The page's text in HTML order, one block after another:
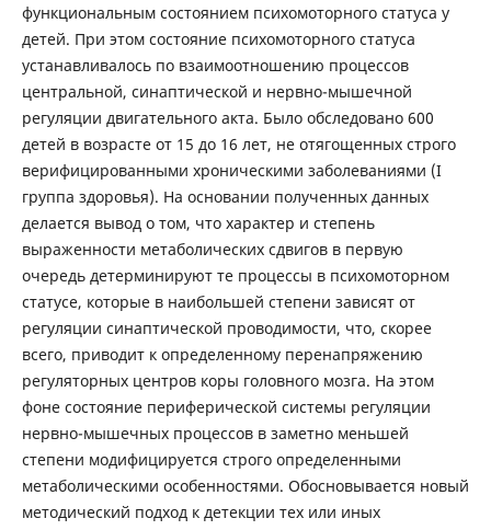
функциональным состоянием психомоторного статуса у
детей. При этом состояние психомоторного статуса
устанавливалось по взаимоотношению процессов
центральной, синаптической и нервно-мышечной
регуляции двигательного акта. Было обследовано 600
детей в возрасте от 15 до 16 лет, не отягощенных строго
верифицированными хроническими заболеваниями (I
группа здоровья). На основании полученных данных
делается вывод о том, что характер и степень
выраженности метаболических сдвигов в первую
очередь детерминируют те процессы в психомоторном
статусе, которые в наибольшей степени зависят от
регуляции синаптической проводимости, что, скорее
всего, приводит к определенному перенапряжению
регуляторных центров коры головного мозга. На этом
фоне состояние периферической системы регуляции
нервно-мышечных процессов в заметно меньшей
степени модифицируется строго определенными
метаболическими особенностями. Обосновывается новый
методический подход к детекции тех или иных